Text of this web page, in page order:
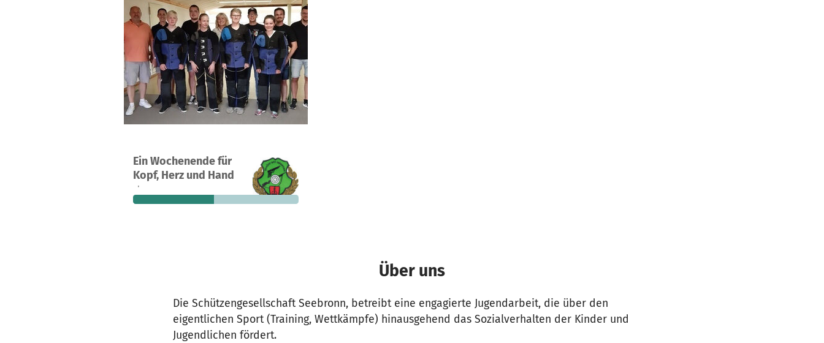
Ein Wochenende für
Kopf, Herz und Hand
3
Spenden
49 % 330 €
fehlen noch
Über uns
Die Schützengesellschaft Seebronn, betreibt eine engagierte Jugendarbeit, die über den
eigentlichen Sport (Training, Wettkämpfe) hinausgehend das Sozialverhalten der Kinder und
Jugendlichen fördert.